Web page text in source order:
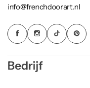
info@frenchdoorart.nl
Bedrijf